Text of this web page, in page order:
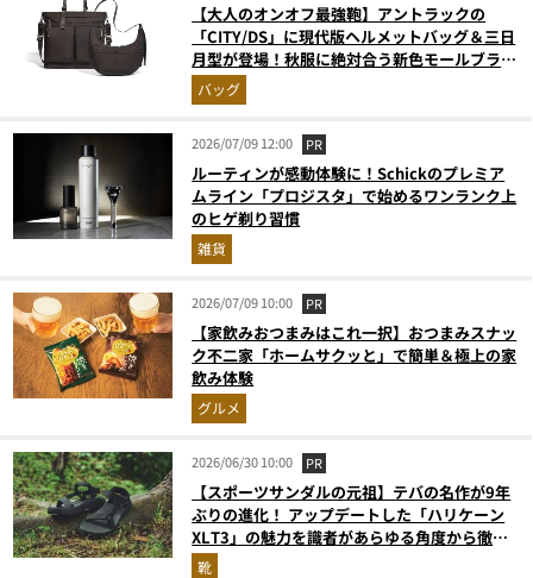
【大人のオンオフ最強鞄】アントラックの
「CITY/DS」に現代版ヘルメットバッグ＆三日
月型が登場！秋服に絶対合う新色モールブラウ
ンが傑作
バッグ
2026/07/09 12:00 PR
ルーティンが感動体験に！Schickのプレミア
ムライン「プロジスタ」で始めるワンランク上
のヒゲ剃り習慣
雑貨
2026/07/09 10:00 PR
【家飲みおつまみはこれ一択】おつまみスナッ
ク不二家「ホームサクッと」で簡単＆極上の家
飲み体験
グルメ
2026/06/30 10:00 PR
【スポーツサンダルの元祖】テバの名作が9年
ぶりの進化！ アップデートした「ハリケーン
XLT3」の魅力を識者があらゆる角度から徹底
解説！
靴